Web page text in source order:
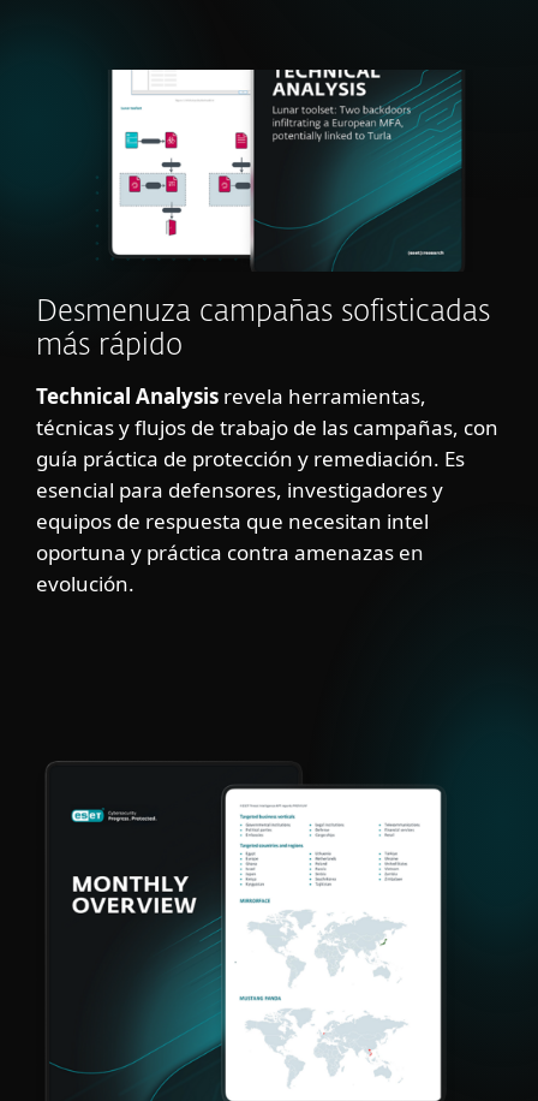
Desmenuza campañas sofisticadas
más rápido
Technical Analysis revela herramientas,
técnicas y flujos de trabajo de las campañas, con
guía práctica de protección y remediación. Es
esencial para defensores, investigadores y
equipos de respuesta que necesitan intel
oportuna y práctica contra amenazas en
evolución.